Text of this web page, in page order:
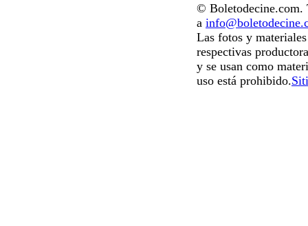
© Boletodecine.com.
a
Las fotos y
respectivas
y se usan como
uso está prohibido.